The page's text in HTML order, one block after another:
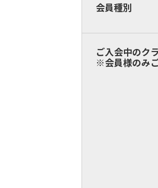
会員種別
ご入会中のク
※会員様のみ